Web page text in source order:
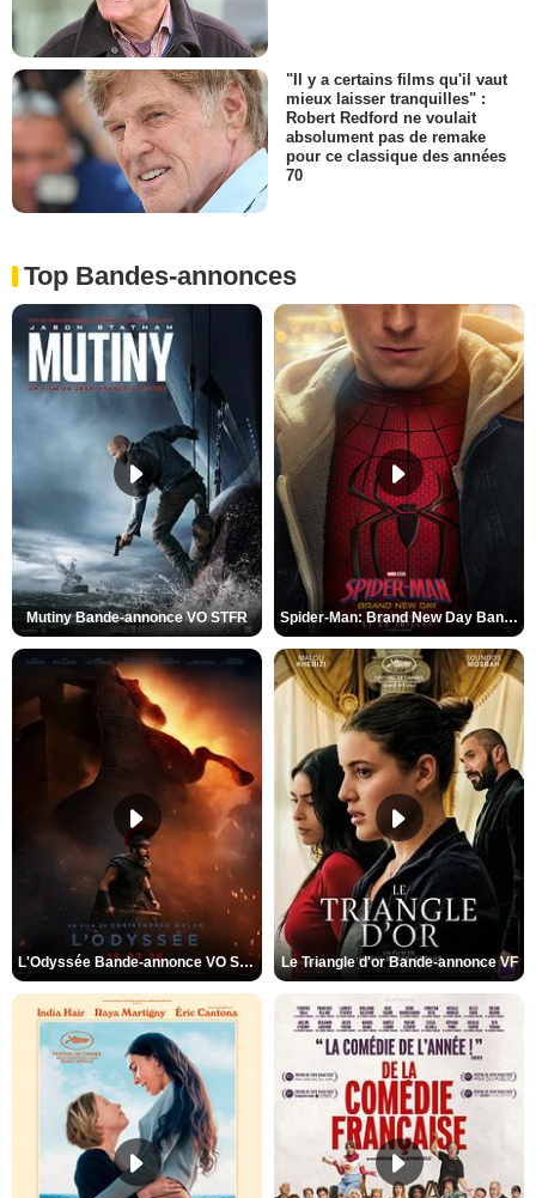
"Il y a certains films qu'il vaut
mieux laisser tranquilles" :
Robert Redford ne voulait
absolument pas de remake
pour ce classique des années
70
Top Bandes-annonces
Mutiny Bande-annonce VO STFR Spider-Man: Brand New Day Bande-annonce VO STFR
L'Odyssée Bande-annonce VO STFR Le Triangle d'or Bande-annonce VF